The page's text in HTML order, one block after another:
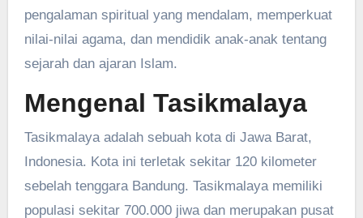
pengalaman spiritual yang mendalam, memperkuat
nilai-nilai agama, dan mendidik anak-anak tentang
sejarah dan ajaran Islam.
Mengenal Tasikmalaya
Tasikmalaya adalah sebuah kota di Jawa Barat,
Indonesia. Kota ini terletak sekitar 120 kilometer
sebelah tenggara Bandung. Tasikmalaya memiliki
populasi sekitar 700.000 jiwa dan merupakan pusat